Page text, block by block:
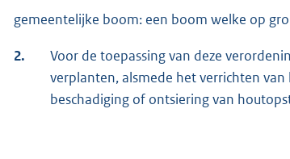
gemeentelijke boom: een boom welke op
2.
Voor de toepassing van deze
verplanten, alsmede het verrichten
beschadiging of ontsiering van